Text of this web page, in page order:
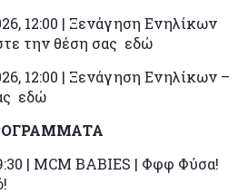
12:00 | Ξενάγηση Ενηλίκων
την θέση σας εδώ
12:00 | Ξενάγηση Ενηλίκων –
εδώ
| MCM BABIES | Φφφ Φύσα!